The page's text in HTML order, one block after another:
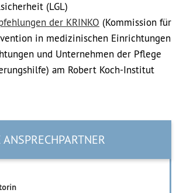
(LGL)
der KRINKO (Kommission für
in medizinischen Ein­richtungen
und Unter­nehmen der Pflege
am Robert Koch-Institut